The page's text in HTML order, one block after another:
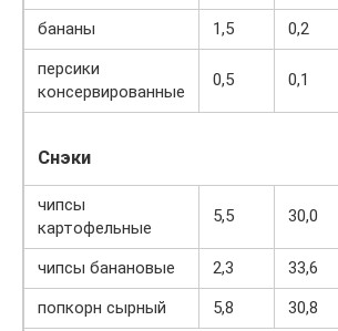
бананы 1,5 0,2
персики
консервированные
0,5 0,1
Снэки
чипсы
картофельные
5,5 30,0
чипсы банановые 2,3 33,6
попкорн сырный
5,8 30,8